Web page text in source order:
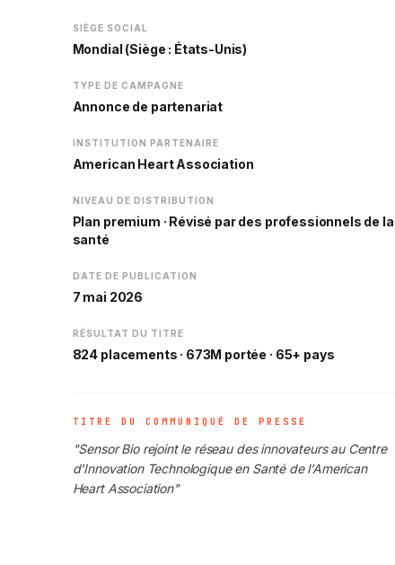
SIÈGE SOCIAL
Mondial (Siège : États-Unis)
TYPE DE CAMPAGNE
Annonce de partenariat
INSTITUTION PARTENAIRE
American Heart Association
NIVEAU DE DISTRIBUTION
Plan premium · Révisé par des professionnels de la
santé
DATE DE PUBLICATION
7 mai 2026
RÉSULTAT DU TITRE
824 placements · 673M portée · 65+ pays
TITRE DU COMMUNIQUÉ DE PRESSE
"Sensor Bio rejoint le réseau des innovateurs au Centre
d'Innovation Technologique en Santé de l'American
Heart Association"